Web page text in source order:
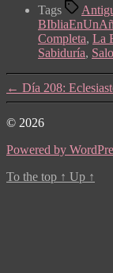
Tags
Completa, La
Sabiduría,
← Día 208:
© 2026
Powered by
To the top ↑ Up ↑